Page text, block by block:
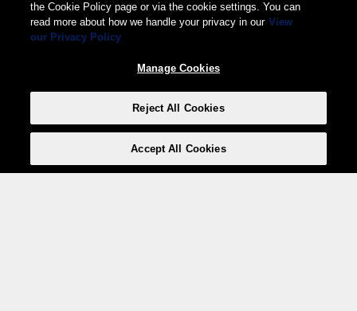
the Cookie Policy page or via the cookie settings. You can
read more about how we handle your privacy in our View
our Privacy Policy
Manage Cookies
Reject All Cookies
Accept All Cookies